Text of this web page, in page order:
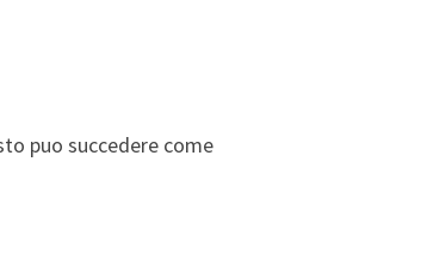
puo succedere come